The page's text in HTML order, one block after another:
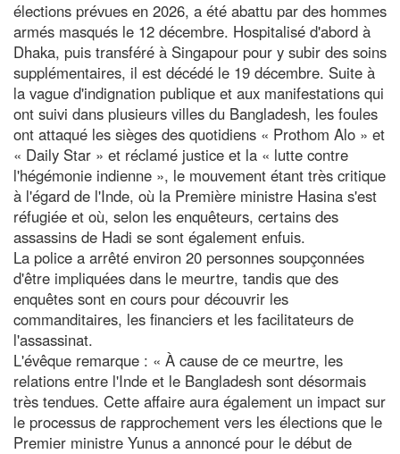
élections prévues en 2026, a été abattu par des hommes
armés masqués le 12 décembre. Hospitalisé d'abord à
Dhaka, puis transféré à Singapour pour y subir des soins
supplémentaires, il est décédé le 19 décembre. Suite à
la vague d'indignation publique et aux manifestations qui
ont suivi dans plusieurs villes du Bangladesh, les foules
ont attaqué les sièges des quotidiens « Prothom Alo » et
« Daily Star » et réclamé justice et la « lutte contre
l'hégémonie indienne », le mouvement étant très critique
à l'égard de l'Inde, où la Première ministre Hasina s'est
réfugiée et où, selon les enquêteurs, certains des
assassins de Hadi se sont également enfuis.
La police a arrêté environ 20 personnes soupçonnées
d'être impliquées dans le meurtre, tandis que des
enquêtes sont en cours pour découvrir les
commanditaires, les financiers et les facilitateurs de
l'assassinat.
L'évêque remarque : « À cause de ce meurtre, les
relations entre l'Inde et le Bangladesh sont désormais
très tendues. Cette affaire aura également un impact sur
le processus de rapprochement vers les élections que le
Premier ministre Yunus a annoncé pour le début de